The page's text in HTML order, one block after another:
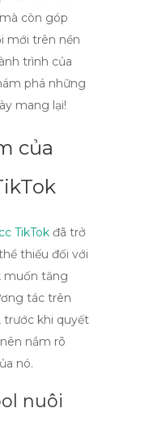
còn góp
mới trên nền
trình của
phá những
mang lại!
của
TikTok đã trở
thiếu đối với
muốn tăng
tác trên
trước khi quyết
nắm rõ
nó.
nuôi